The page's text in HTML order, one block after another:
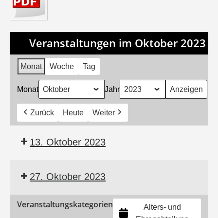
Veranstaltungen im Oktober 2023
Monat Woche Tag
Monat Jahr
Zurück Heute Weiter
13. Oktober 2023
27. Oktober 2023
Veranstaltungskategorien
Alters- und